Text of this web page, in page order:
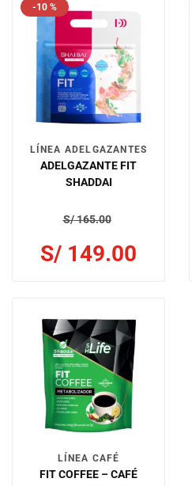
-10 %
LÍNEA ADELGAZANTES
ADELGAZANTE FIT
SHADDAI
S/165.00
S/ 149.00
LÍNEA CAFÉ
FIT COFFEE – CAFÉ